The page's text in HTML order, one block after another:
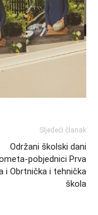
Sljedeći članak
Održani školski dani
pobjednici Prva
i Obrtnička i tehnička
škola